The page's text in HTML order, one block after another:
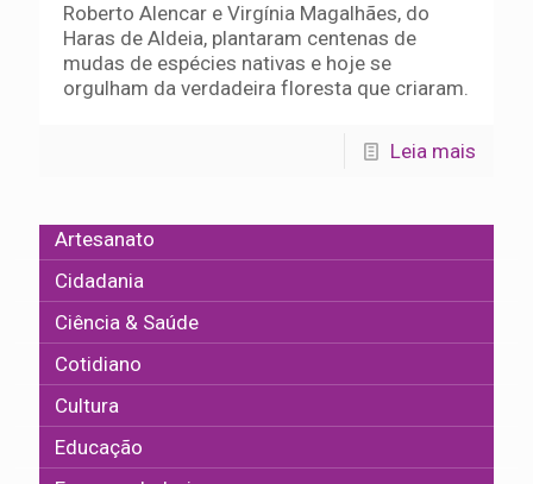
Roberto Alencar e Virgínia Magalhães, do
Haras de Aldeia, plantaram centenas de
mudas de espécies nativas e hoje se
orgulham da verdadeira floresta que criaram.
Leia mais
Artesanato
Cidadania
Ciência & Saúde
Cotidiano
Cultura
Educação